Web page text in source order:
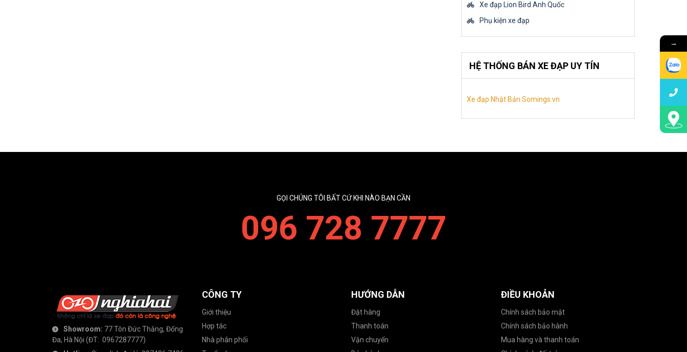
Xe đạp Lion Bird Anh Quốc
Phụ kiện xe đạp
HỆ THỐNG BÁN XE ĐẠP UY TÍN
Xe đạp Nhật Bản Somings.vn
GỌI CHÚNG TÔI BẤT CỨ KHI NÀO BẠN CẦN
096 728 7777
Showroom: 77 Tôn Đức Thắng, Đống
Đa, Hà Nội (ĐT: 0967287777)
CÔNG TY
Giới thiệu
Hợp tác
Nhà phân phối
HƯỚNG DẪN
Đặt hàng
Thanh toán
Vận chuyển
ĐIỀU KHOẢN
Chính sách bảo mật
Chính sách bảo hành
Mua hàng và thanh toán
→